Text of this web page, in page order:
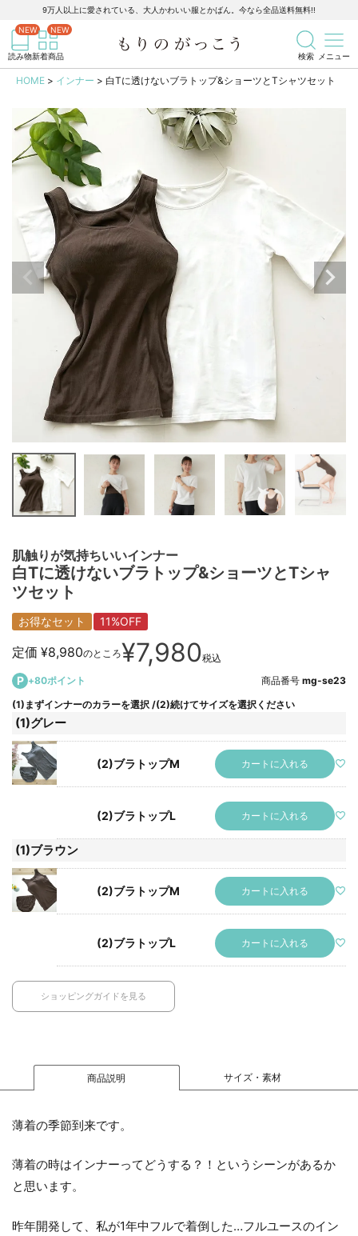
9万人以上に愛されている、大人かわいい服とかばん。今なら全品送料無料!!
読み物新着商品 検索 メニュー
商品を検索 記事を検索
HOME インナー 白Tに透けないブラトップ&ショーツとTシャツセット
肌触りが気持ちいいインナー
白Tに透けないブラトップ&ショーツとTシャ
ツセット
お得なセット 11%OFF
定価 ¥8,980のところ¥7,980税込
+80ポイント 商品番号 mg-se23
(1)まずインナーのカラーを選択 (2)続けてサイズを選択ください
(1)グレー
(2)ブラトップM カートに入れる
(2)ブラトップL カートに入れる
(1)ブラウン
(2)ブラトップM カートに入れる
(2)ブラトップL カートに入れる
ショッピングガイドを見る
商品説明 サイズ・素材
薄着の季節到来です。
薄着の時はインナーってどうする？！というシーンがあるか
と思います。
昨年開発して、私が1年中フルで着倒した…フルユースのイン